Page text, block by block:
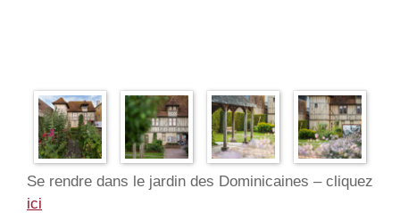
Se rendre dans le jardin des Dominicaines – cliquez
ici